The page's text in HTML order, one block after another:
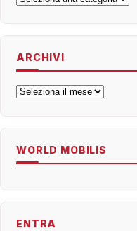
ARCHIVI
Archivi
WORLD MOBILIS
ENTRA